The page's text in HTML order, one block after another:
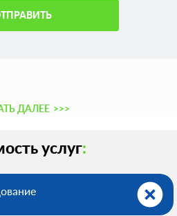
ДАЛЕЕ >>>
услуг: